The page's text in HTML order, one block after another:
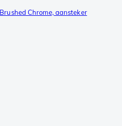
Chrome, aansteker